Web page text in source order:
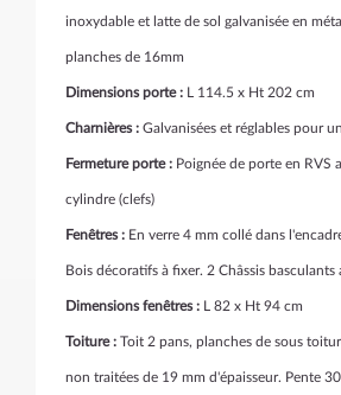
inoxydable et latte de sol galvanisée en
planches de 16mm
Dimensions porte : L 114.5 x Ht 202 cm
Charnières : Galvanisées et réglables pour
Fermeture porte : Poignée de porte en RVS
cylindre (clefs)
Fenêtres : En verre 4 mm collé dans
Bois décoratifs à fixer. 2 Châssis
Dimensions fenêtres : L 82 x Ht 94 cm
Toiture : Toit 2 pans, planches de sous
non traitées de 19 mm d'épaisseur. Pente